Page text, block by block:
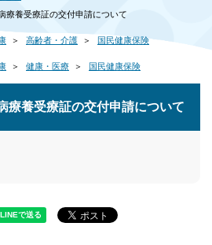
療養受療証の交付申請について
高齢者・介護 国民健康保険
健康・医療 国民健康保険
療養受療証の交付申請について